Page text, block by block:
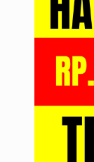
Sitemap